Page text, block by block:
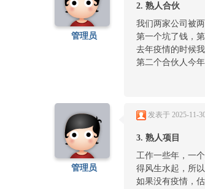
管理员
2. 熟人合伙
我们两家公司被两
第一个坑了钱，
去年疫情的时候
第二个合伙人今
管理员
发表于 2025-11-
3. 熟人项目
工作一些年，一
得风生水起，所
如果没有疫情，